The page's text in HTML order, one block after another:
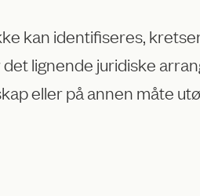
kan identifiseres,
lignende juridiske
eller på annen måte